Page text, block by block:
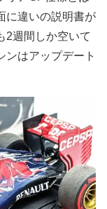
に違いの説明書が
2週間しか空いて
ンはアップデート